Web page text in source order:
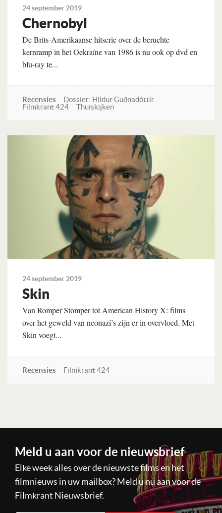
24 september 2019
Chernobyl
De Brits-Amerikaanse hitserie over de beruchte
kernramp in het Oekraïne van 1986 is nu ook op dvd en
blu-ray te...
Recensies
Dossier: Hildur Guðnadóttir
Filmkrant 424
Thuiskijken
Lees verder
24 september 2019
Skin
Van Romper Stomper tot American History X: films
over het geweld van neonazi’s zijn er in overvloed. Met
Skin voegt...
Recensies Filmkrant 424
Meld u aan voor de nieuwsbrief
Elke week alles over de nieuwste films en het
filmnieuws in uw mailbox? Meld u nu aan voor de
Filmkrant Nieuwsbrief.